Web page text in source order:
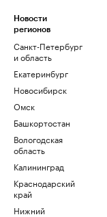
Новости
регионов
Санкт-Петербург
и область
Екатеринбург
Новосибирск
Омск
Башкортостан
Вологодская
область
Калининград
Краснодарский
край
Нижний